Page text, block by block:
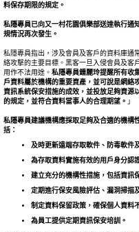
料保存期限的規定。
私隱專員已向又一村花園俱樂部送達執行通
規情況再次發生。
私隱專員指出，涉及會員及客戶的資料庫通
絡攻擊的主要目標。黑客一旦入侵會員及客
用作不法用途。 私隱專員鍾麗玲提醒所有收
戶資料屬於機構的重要資產，並可說是網絡
資訊系統保安措施的成效，並投放足夠資源
的規定，並符合資料當事人的合理期望。 」
私隱專員建議機構應採取足夠及合適的機構
括：
及時更新遠端存取軟件 、防毒軟件
為存取資料實施有效的用戶身分認
建立充分的機構性措施，包括資訊
定期進行保安風險評估、漏洞掃描
制定資料保留政策，確保個人資料
為員工提供定期資訊保安培訓。